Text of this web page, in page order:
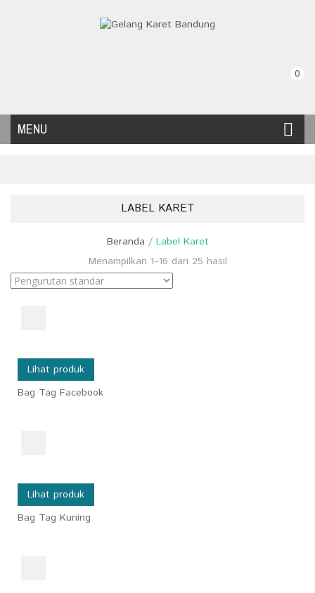
0
MENU
LABEL KARET
Beranda / Label Karet
Menampilkan 1–16 dari 25 hasil
Lihat produk
Bag Tag Facebook
Lihat produk
Bag Tag Kuning